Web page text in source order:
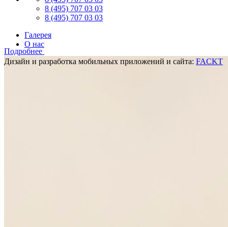
Подробнее
8 (495) 707 03 03
8 (495) 707 03 03
Галерея
О нас
Дизайн и разработка мобильных приложений и сайта: FACKT